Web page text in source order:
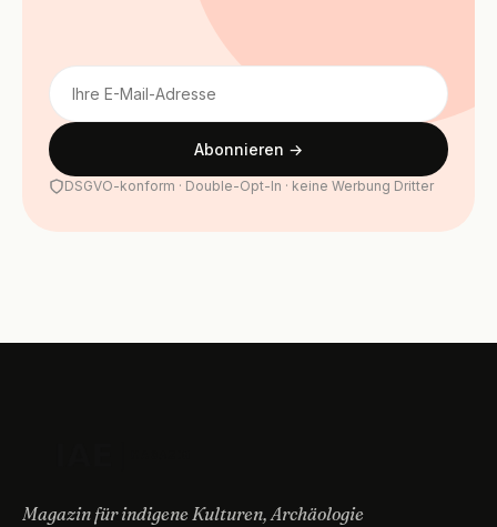
E-
Mail
Abonnieren →
DSGVO-konform · Double-Opt-In · keine Werbung Dritter
Magazin für indigene Kulturen, Archäologie